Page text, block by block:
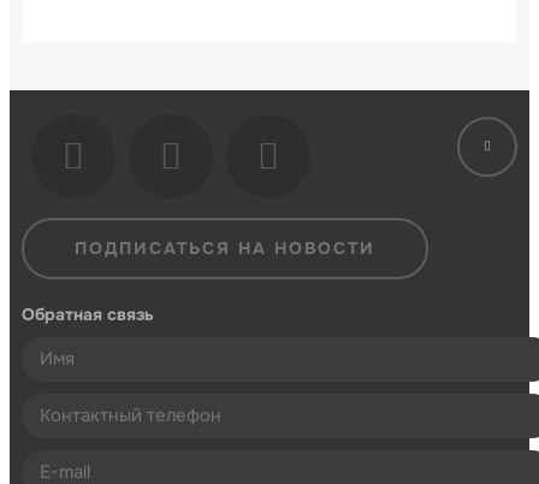
ПОДПИСАТЬСЯ НА НОВОСТИ
Обратная связь